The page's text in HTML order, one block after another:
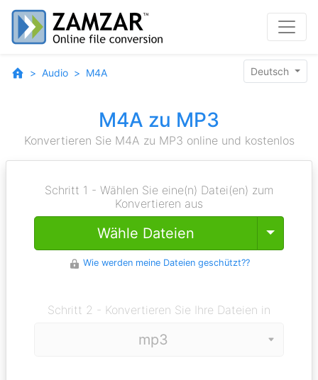
Audio M4A Deutsch
M4A zu MP3
Konvertieren Sie M4A zu MP3 online und kostenlos
Schritt 1 - Wählen Sie eine(n) Datei(en) zum
Konvertieren aus
Wähle Dateien Toggle
Wie werden meine Dateien geschützt??
Schritt 2 - Konvertieren Sie Ihre Dateien in